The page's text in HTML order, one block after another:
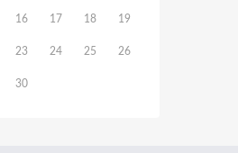
16 17 18 19
23 24 25 26
30